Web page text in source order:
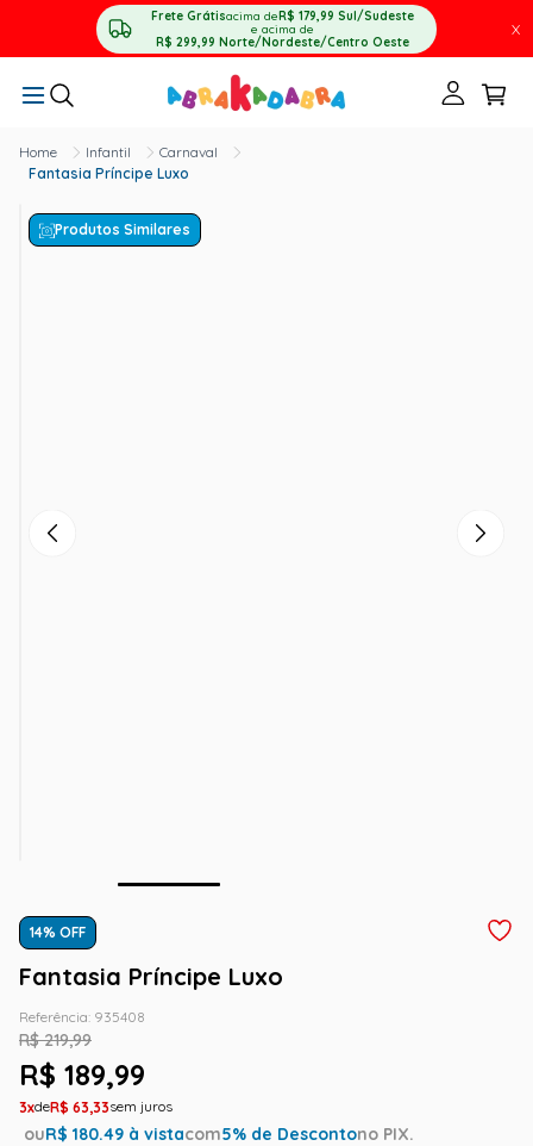
Frete Grátisacima deR$ 179,99 Sul/Sudeste
e acima de
R$ 299,99 Norte/Nordeste/Centro Oeste
X
Infantil
Carnaval
Fantasia Príncipe Luxo
Produtos Similares
14% OFF
Fantasia Príncipe Luxo
Referência: 935408
R$ 219,99
R$ 189,99
3 R$ 63,33
ouR$ 180.49 à vistacom5% de Descontono PIX.